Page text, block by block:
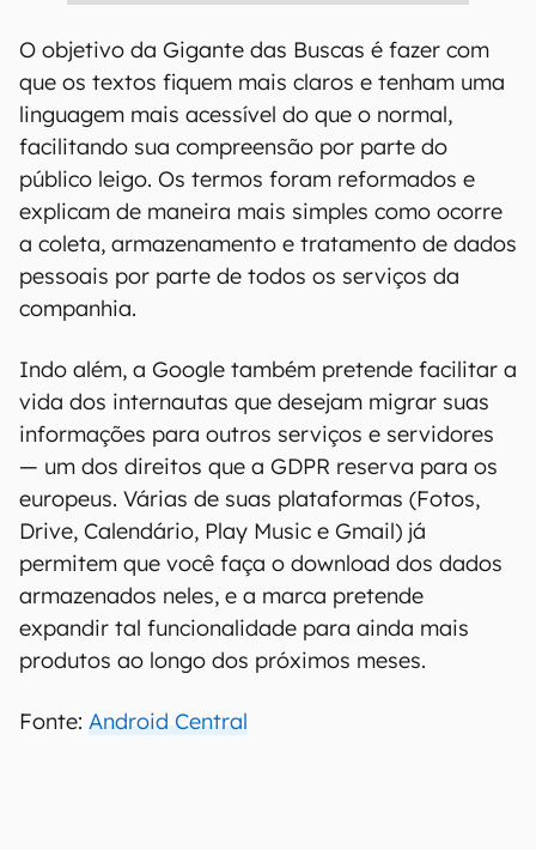
O objetivo da Gigante das Buscas é fazer com
que os textos fiquem mais claros e tenham uma
linguagem mais acessível do que o normal,
facilitando sua compreensão por parte do
público leigo. Os termos foram reformados e
explicam de maneira mais simples como ocorre
a coleta, armazenamento e tratamento de dados
pessoais por parte de todos os serviços da
companhia.
Indo além, a Google também pretende facilitar a
vida dos internautas que desejam migrar suas
informações para outros serviços e servidores
— um dos direitos que a GDPR reserva para os
europeus. Várias de suas plataformas (Fotos,
Drive, Calendário, Play Music e Gmail) já
permitem que você faça o download dos dados
armazenados neles, e a marca pretende
expandir tal funcionalidade para ainda mais
produtos ao longo dos próximos meses.
Fonte: Android Central